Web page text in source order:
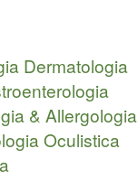
Dermatologia
& Allergologia
Oculistica